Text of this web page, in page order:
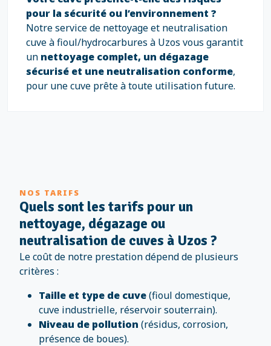
pour la sécurité ou l’environnement ?
Notre service de nettoyage et neutralisation
cuve à fioul/hydrocarbures à Uzos vous garantit
un nettoyage complet, un dégazage
sécurisé et une neutralisation conforme,
pour une cuve prête à toute utilisation future.
NOS TARIFS
Quels sont les tarifs pour un
nettoyage, dégazage ou
neutralisation de cuves à Uzos ?
Le coût de notre prestation dépend de plusieurs
critères :
Taille et type de cuve(fioul domestique,
cuve industrielle, réservoir souterrain).
Niveau de pollution (résidus, corrosion,
présence de boues).